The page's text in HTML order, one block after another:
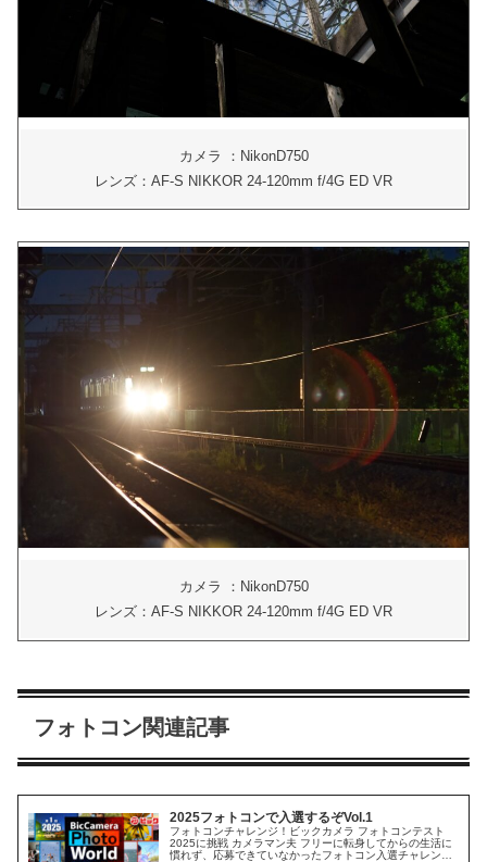
カメラ ：NikonD750
レンズ：AF-S NIKKOR 24-120mm f/4G ED VR
カメラ ：NikonD750
レンズ：AF-S NIKKOR 24-120mm f/4G ED VR
フォトコン関連記事
2025フォトコンで入選するぞVol.1
フォトコンチャレンジ！ビックカメラ フォトコンテスト
2025に挑戦 カメラマン夫 フリーに転身してからの生活に
慣れず、応募できていなかったフォトコン入選チャレン